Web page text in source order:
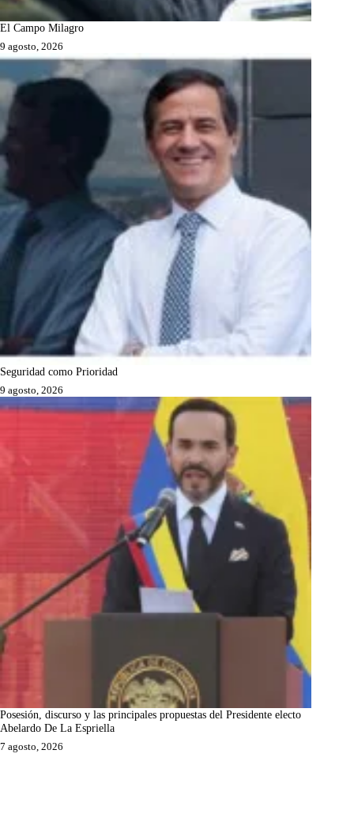
El Campo Milagro
9 agosto, 2026
Seguridad como Prioridad
9 agosto, 2026
Posesión, discurso y las principales propuestas del Presidente electo
Abelardo De La Espriella
7 agosto, 2026